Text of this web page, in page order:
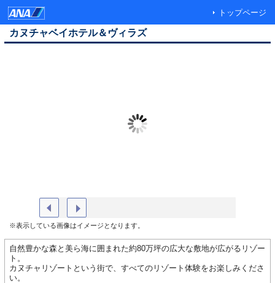
トップページ
カヌチャベイホテル＆ヴィラズ
※表示している画像はイメージとなります。
自然豊かな森と美ら海に囲まれた約80万坪の広大な敷地が広がるリゾー
ト。
カヌチャリゾートという街で、すべてのリゾート体験をお楽しみくださ
い。